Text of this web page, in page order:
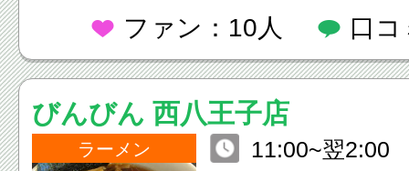
ファン：10人 口
びんびん 西八王子店
ラーメン
11:00~翌2:00